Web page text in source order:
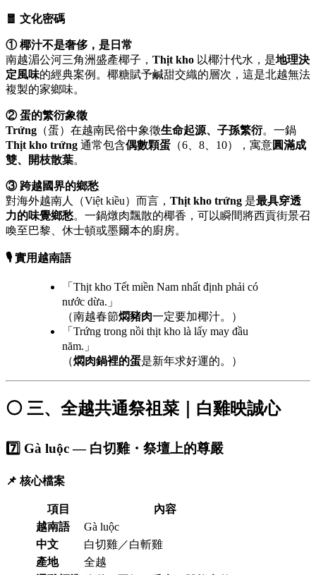
🧧 文化密碼
① 椰汁不是奢侈，是日常
南越湄公河三角洲盛產椰子， Thịt kho 以椰汁代水，是地理決
定風味的經典案例。椰糖賦予鹹甜交織的層次，這是北越無法
複製的家鄉味。
② 蛋的繁衍象徵
Trứng （蛋）在越南民俗中象徵生命起源、子孫繁衍。一鍋
Thịt kho trứng 通常包含偶數顆蛋 （6、8、10），寓意圓滿成
雙、開枝散葉。
③ 跨越國界的鄉愁
對海外越南人（Việt kiều）而言， Thịt kho trứng 是最具穿透
力的味覺鄉愁。一鍋燉肉飄散的椰香，可以瞬間將西貢街景召
喚至巴黎、休士頓或墨爾本的廚房。
🎙️ 實用越南語
「Thịt kho Tết miền Nam nhất định phải có
nước dừa.」
（南越春節燜豬肉一定要加椰汁。）
「Trứng trong nồi thịt kho là lấy may đầu
năm.」
（燜肉鍋裡的蛋是新年求好運的。）
⚪ 三、全越共通祭祖菜｜白雞映誠心
7️⃣ Gà luộc — 白切雞・祭壇上的尊嚴
📌 核心檔案
項目
內容
越南語
Gà luộc
中文
白切雞／白斬雞
產地
全越